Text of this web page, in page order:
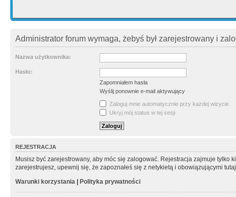
Administrator forum wymaga, żebyś był zarejestrowany i
Nazwa użytkownika:
Hasło:
Zapomniałem hasła
Wyślij ponownie e-mail aktywujący
Zaloguj mnie automatycznie przy każdej wizycie
Ukryj mój status w tej sesji
REJESTRACJA
Musisz być zarejestrowany, aby móc się zalogować. Rejestracja zajmuje
zarejestrujesz, upewnij się, że zapoznałeś się z netykietą i obowiązującymi
Warunki korzystania | Polityka prywatności